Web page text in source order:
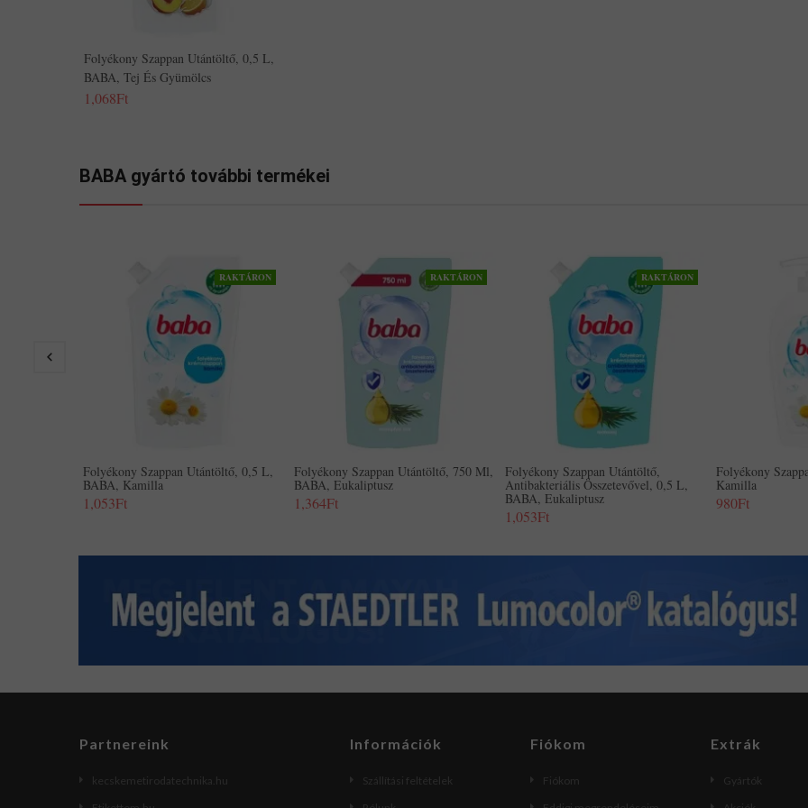
Folyékony Szappan Utántöltő, 0,5 L,
BABA, Tej És Gyümölcs
1,068Ft
BABA gyártó további termékei
RAKTÁRON
Folyékony Szappan Utántöltő, 0,5 L,
BABA, Kamilla
1,053Ft
RAKTÁRON
Folyékony Szappan Utántöltő, 750 Ml,
BABA, Eukaliptusz
1,364Ft
RAKTÁRON
Folyékony Szappan Utántöltő,
Antibakteriális Összetevővel, 0,5 L,
BABA, Eukaliptusz
1,053Ft
Folyékony
Kamilla
980Ft
Partnereink
kecskemetirodatechnika.hu
Információk
Szállítási feltételek
Fiókom
Fiókom
Extrák
Gyártók